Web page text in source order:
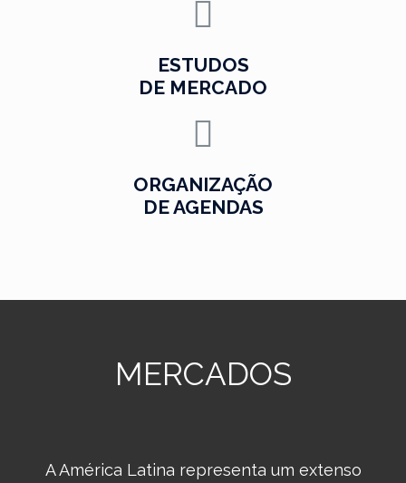
ESTUDOS
DE MERCADO
ORGANIZAÇÃO
DE AGENDAS
MERCADOS
A América Latina representa um extenso